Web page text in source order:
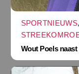
SPORTNIEUWS,
Wout Poels